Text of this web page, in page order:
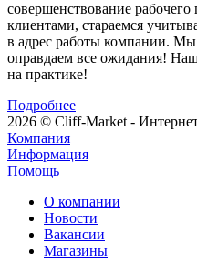
совершенствование
клиентами, стараемся
в адрес работы компании.
оправдаем все ожидания!
на практике!
Подробнее
2026 © Cliff-Market -
Компания
Информация
Помощь
О компании
Новости
Вакансии
Магазины